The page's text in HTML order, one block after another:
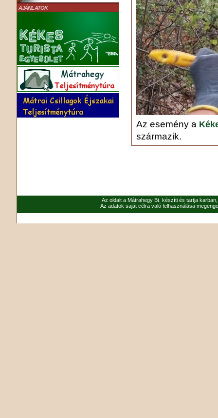
AJÁNLATOK
Az esemény a
származik.
Az oldalt a Mátrahegy Bt. készíti és tartja
Az adatok saját célra való felhasználása